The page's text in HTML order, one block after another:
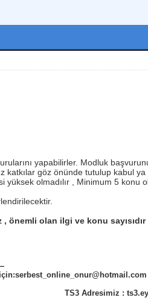
yapabilirler. Modluk
katkılar göz önünde tutulup kabul ya
yüksek olmadılır , Minimum 5 konu
, önemli olan ilgi ve konu
TS3 Adresimiz :